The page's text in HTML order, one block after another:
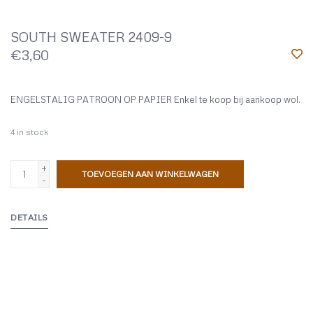
SOUTH SWEATER 2409-9
€3,60
ENGELSTALIG PATROON OP PAPIER Enkel te koop bij aankoop wol.
4 in stock
+
-
TOEVOEGEN AAN WINKELWAGEN
DETAILS